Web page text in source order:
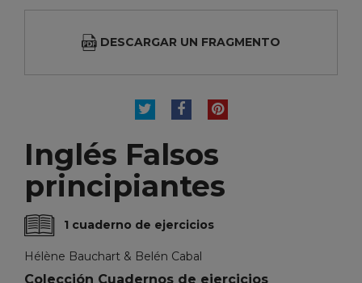
DESCARGAR UN FRAGMENTO
TUITEARCOMPARTIR
PINTEREST
Inglés Falsos
principiantes
1 cuaderno de ejercicios
Hélène Bauchart & Belén Cabal
Colección Cuadernos de ejercicios